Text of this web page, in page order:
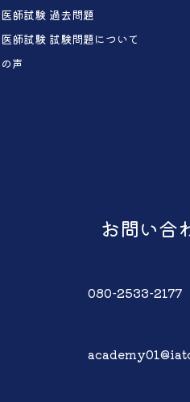
師試験 過去問題
師試験 試験問題について
声
お問い合
080-2533-2177